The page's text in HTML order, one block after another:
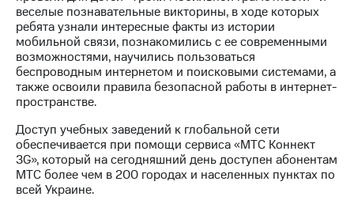
Контакты
Новости
в
регионе
и акционерам
Корпоративное
управление
Корпоративный
секретарь
веселые познавательные викторины, в ходе которых
ребята узнали интересные факты из истории
мобильной связи, познакомились с ее современными
возможностями, научились пользоваться
беспроводным интернетом и поисковыми системами, а
также освоили правила безопасной работы в интернет-
пространстве.
Доступ учебных заведений к глобальной сети
обеспечивается при помощи сервиса «МТС Коннект
3G», который на сегодняшний день доступен абонентам
МТС более чем в 200 городах и населенных пунктах по
всей Украине.